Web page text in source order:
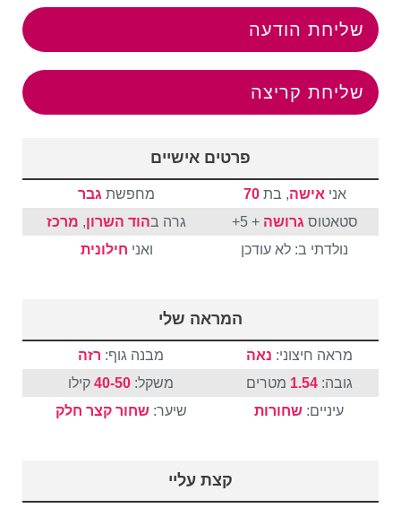
שליחת הודעה
שליחת קריצה
פרטים אישיים
אני אישה, בת70 מחפשת גבר
סטאטוס גרושה + 5+ גרה בהוד השרון, מרכז
נולדתי ב: לא עודכן
ואני חילונית
המראה שלי
מראה חיצוני: נאה מבנה גוף: רזה
גובה:1.54 מטרים משקל: 40-50 קילו
עיניים: שחורות שיער:שחור קצר חלק
קצת עליי